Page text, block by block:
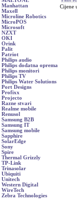
Manhattan
Maxell
Microline Robotics
MicroPOS
Microsoft
NZXT
OKI
Orink
Palit
Patriot
Philips audio
Philips dodatna oprema
Philips monitori
Philips TV
Philips Water Solutions
Port Designs
Profixx
Projecto
Razne stvari
Realme mobile
Renusol
Samsung B2B
Samsung IT
Samsung mobile
Sapphire
SolarEdge
Sony
Spire
Thermal Grizzly
TP-Link
Trinasolar
Ubiquiti
Unitech
Western Digital
WireTech
Zebra Technologies
Cijene